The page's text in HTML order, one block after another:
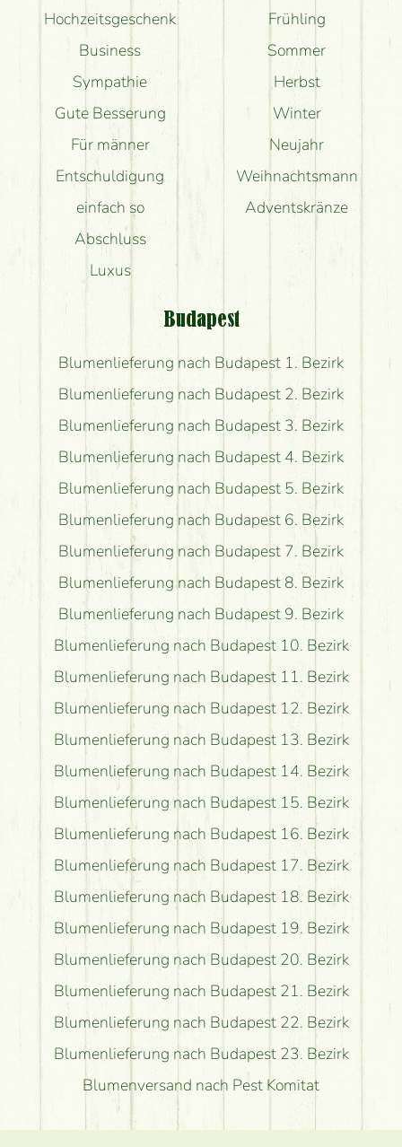
Hochzeitsgeschenk
Business
Sympathie
Gute Besserung
Für männer
Entschuldigung
einfach so
Abschluss
Luxus
Frühling
Sommer
Herbst
Winter
Neujahr
Weihnachtsmann
Adventskränze
Budapest
Blumenlieferung nach Budapest 1. Bezirk
Blumenlieferung nach Budapest 2. Bezirk
Blumenlieferung nach Budapest 3. Bezirk
Blumenlieferung nach Budapest 4. Bezirk
Blumenlieferung nach Budapest 5. Bezirk
Blumenlieferung nach Budapest 6. Bezirk
Blumenlieferung nach Budapest 7. Bezirk
Blumenlieferung nach Budapest 8. Bezirk
Blumenlieferung nach Budapest 9. Bezirk
Blumenlieferung nach Budapest 10. Bezirk
Blumenlieferung nach Budapest 11. Bezirk
Blumenlieferung nach Budapest 12. Bezirk
Blumenlieferung nach Budapest 13. Bezirk
Blumenlieferung nach Budapest 14. Bezirk
Blumenlieferung nach Budapest 15. Bezirk
Blumenlieferung nach Budapest 16. Bezirk
Blumenlieferung nach Budapest 17. Bezirk
Blumenlieferung nach Budapest 18. Bezirk
Blumenlieferung nach Budapest 19. Bezirk
Blumenlieferung nach Budapest 20. Bezirk
Blumenlieferung nach Budapest 21. Bezirk
Blumenlieferung nach Budapest 22. Bezirk
Blumenlieferung nach Budapest 23. Bezirk
Blumenversand nach Pest Komitat